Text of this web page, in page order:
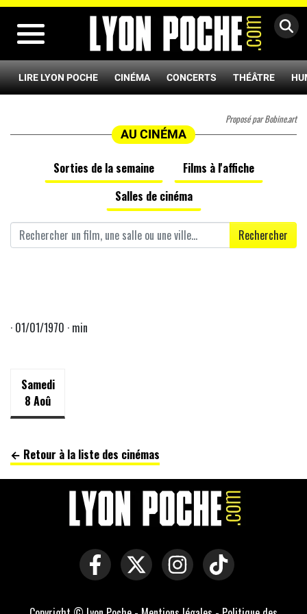
LIRE LYON POCHE CINÉMA CONCERTS THÉÂTRE
Proposé par Bobine.art
AU CINÉMA
Sorties de la semaine
Films à l'affiche
Salles de cinéma
Rechercher
· 01/01/1970 · min
Samedi
8 Aoû
← Retour à la liste des cinémas